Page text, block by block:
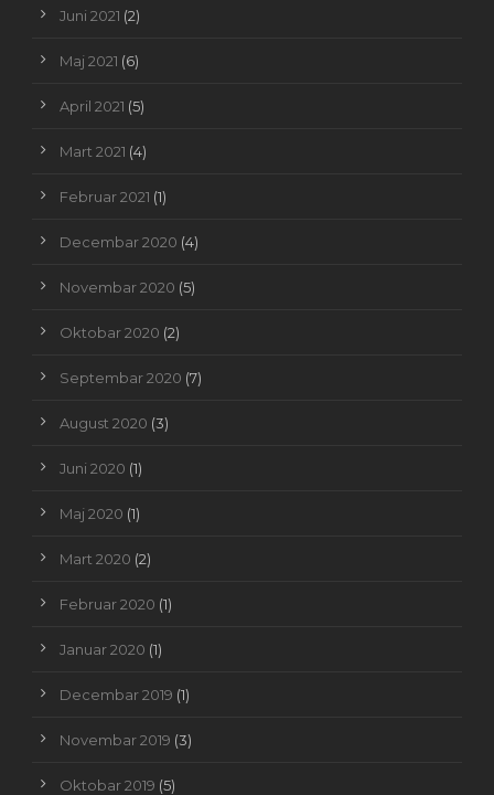
Juni 2021 (2)
Maj 2021 (6)
April 2021 (5)
Mart 2021 (4)
Februar 2021 (1)
Decembar 2020 (4)
Novembar 2020 (5)
Oktobar 2020 (2)
Septembar 2020 (7)
August 2020 (3)
Juni 2020 (1)
Maj 2020 (1)
Mart 2020 (2)
Februar 2020 (1)
Januar 2020 (1)
Decembar 2019 (1)
Novembar 2019 (3)
Oktobar 2019 (5)